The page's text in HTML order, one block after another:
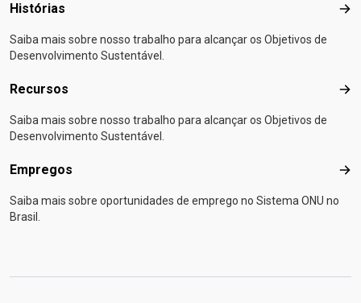
Histórias
Saiba mais sobre nosso trabalho para alcançar os Objetivos de
Desenvolvimento Sustentável.
Recursos
Saiba mais sobre nosso trabalho para alcançar os Objetivos de
Desenvolvimento Sustentável.
Empregos
Saiba mais sobre oportunidades de emprego no Sistema ONU no
Brasil.